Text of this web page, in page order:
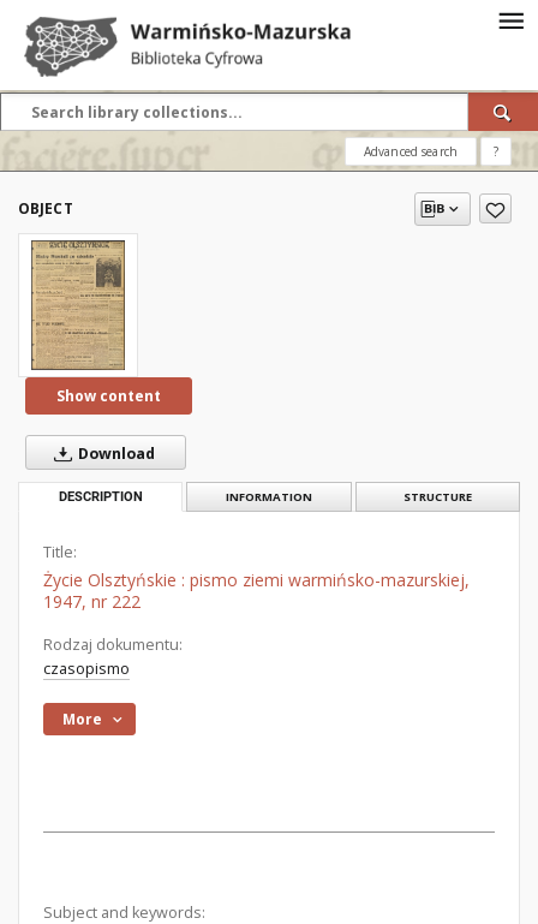
Advanced search ?
OBJECT
Show content
Download
DESCRIPTION INFORMATION STRUCTURE
Title:
Życie Olsztyńskie : pismo ziemi warmińsko-mazurskiej,
1947, nr 222
Rodzaj dokumentu:
czasopismo
More
Subject and keywords: